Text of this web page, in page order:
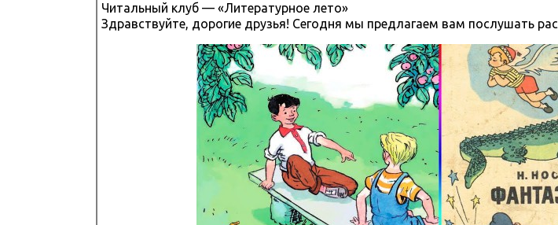
Читальный клуб — «Литературное лето»
Здравствуйте, дорогие друзья! Сегодня мы предлагаем вам послушать